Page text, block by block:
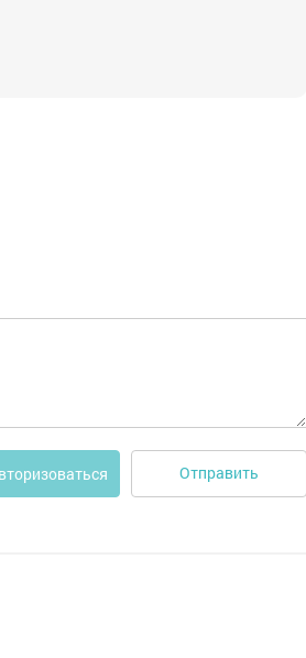
Отправить